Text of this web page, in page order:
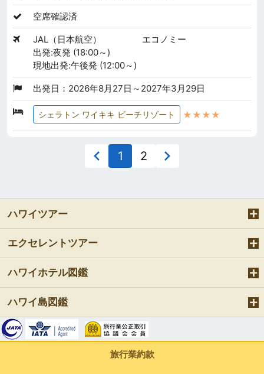
空席確認済
JAL（日本航空）
エコノミー
出発:夜発 (18:00～)
現地出発:午後発 (12:00～)
出発日：2026年8月27日～2027年3月29日
シェラトン ワイキキ ビーチリゾート ★★★★
1 2
ハワイツアー
エクセレントツアー
ハワイホテル図鑑
ハワイ島図鑑
旅行業約款